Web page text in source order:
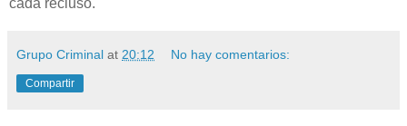
Grupo Criminal at 20:12 No hay comentarios:
Compartir